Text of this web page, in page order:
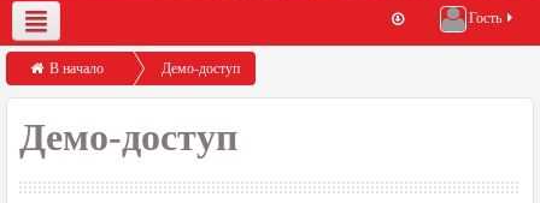
Гость
О нас Демо-доступ Помощь по работе с порталом
В начало Демо-доступ
Демо-доступ